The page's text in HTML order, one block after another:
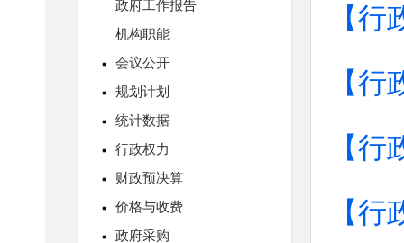
【
【
【
【